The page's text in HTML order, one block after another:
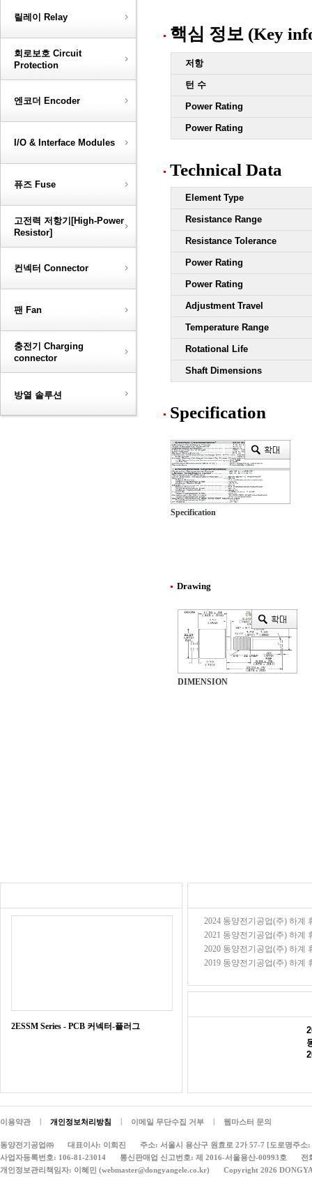
릴레이 Relay
회로보호 Circuit
Protection
엔코더 Encoder
I/O & Interface Modules
퓨즈 Fuse
고전력 저항기[High-Power
Resistor]
컨넥터 Connector
팬 Fan
충전기 Charging
connector
방열 솔루션
핵심 정보 (Key
저항
턴 수
Power Rating
Power Rating
Technical Data
Element Type
Resistance Range
Resistance Tolerance
Power Rating
Power Rating
Adjustment Travel
Temperature Range
Rotational Life
Shaft Dimensions
Specification
Specification
Drawing
DIMENSION
2ESSM Series - PCB 커넥터-플러그
2024 동양전기공업(주) 하계
2021 동양전기공업(주) 하계
2020 동양전기공업(주) 하계
2019 동양전기공업(주) 하계
이용약관 개인정보처리방침 이메일 무단수집 거부 웹마스터 문의
동양전기공업㈜ 대표이사: 이희진
주소: 서울시 용산구 원효로 2가 57-7 [도로명주
사업자등록번호: 106-81-23014
통신판매업 신고번호: 제 2016-서울용산-00993호
전
개인정보관리책임자: 이혜민 (webmaster@dongyangele.co.kr)
Copyright 2026